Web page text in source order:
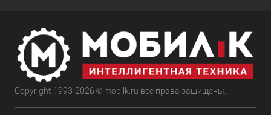
Copyright 1993-2026 © mobilk.ru все права защищены.